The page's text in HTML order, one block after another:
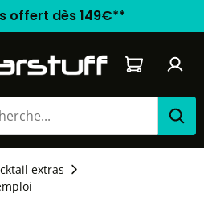
offert dès 149€**
Le panier
extras